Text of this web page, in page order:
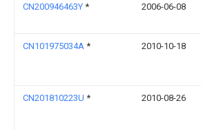
CN200946463Y * 2006-06-08
CN101975034A * 2010-10-18
CN201810223U * 2010-08-26